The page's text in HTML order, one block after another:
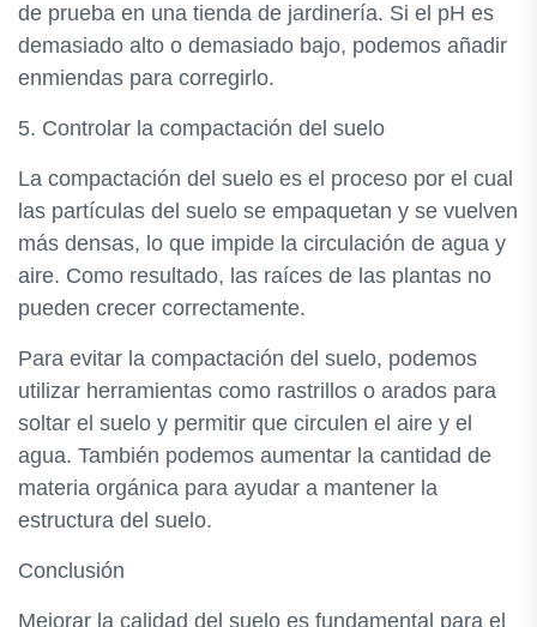
de prueba en una tienda de jardinería. Si el pH es
demasiado alto o demasiado bajo, podemos añadir
enmiendas para corregirlo.
5. Controlar la compactación del suelo
La compactación del suelo es el proceso por el cual
las partículas del suelo se empaquetan y se vuelven
más densas, lo que impide la circulación de agua y
aire. Como resultado, las raíces de las plantas no
pueden crecer correctamente.
Para evitar la compactación del suelo, podemos
utilizar herramientas como rastrillos o arados para
soltar el suelo y permitir que circulen el aire y el
agua. También podemos aumentar la cantidad de
materia orgánica para ayudar a mantener la
estructura del suelo.
Conclusión
Mejorar la calidad del suelo es fundamental para el